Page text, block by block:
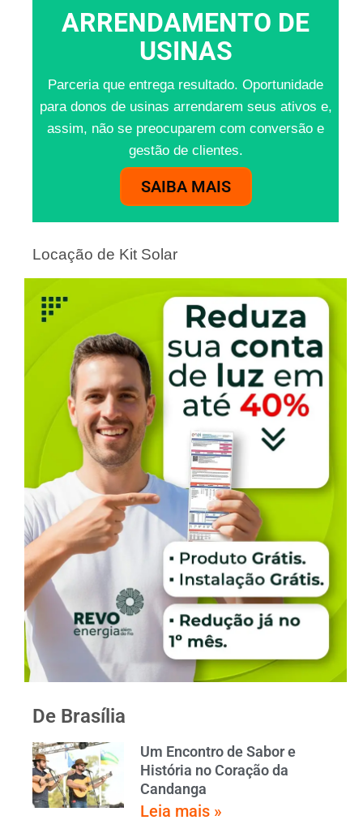
ARRENDAMENTO DE
USINAS
Parceria que entrega resultado. Oportunidade
para donos de usinas arrendarem seus ativos e,
assim, não se preocuparem com conversão e
gestão de clientes.
SAIBA MAIS
Locação de Kit Solar
De Brasília
Um Encontro de Sabor e
História no Coração da
Candanga
Leia mais »